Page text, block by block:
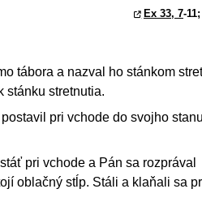
Ex 33, 7-
tábora a nazval ho stánkom
stánku stretnutia.
pri vchode do svojho
pri vchode a Pán sa rozprával
oblačný stĺp. Stáli a klaňali sa